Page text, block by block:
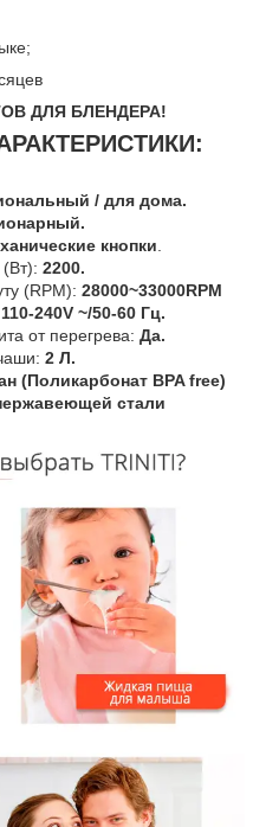
ДЛЯ БЛЕНДЕРА!
/ для дома.
кнопки.
2200.
(RPM): 28000~33000RPM
240V ~/50-60 Гц.
от перегрева: Да.
2 Л.
(Поликарбонат BPA free)
стали